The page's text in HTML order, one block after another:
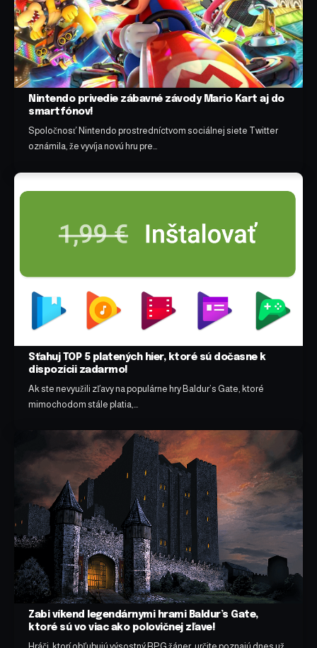
Nintendo privedie zábavné závody Mario Kart aj do
smartfónov!
Spoločnosť Nintendo prostredníctvom sociálnej siete Twitter
oznámila, že vyvíja novú hru pre…
Sťahuj TOP 5 platených hier, ktoré sú dočasne k
dispozícii zadarmo!
Ak ste nevyužili zľavy na populárne hry Baldur’s Gate, ktoré
mimochodom stále platia,…
Zabi víkend legendárnymi hrami Baldur’s Gate,
ktoré sú vo viac ako polovičnej zľave!